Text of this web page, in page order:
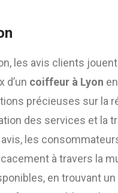
les avis clients
d’un coiffeur à Lyon
précieuses sur la
des services et la
avis, les
à travers la
en trouvant